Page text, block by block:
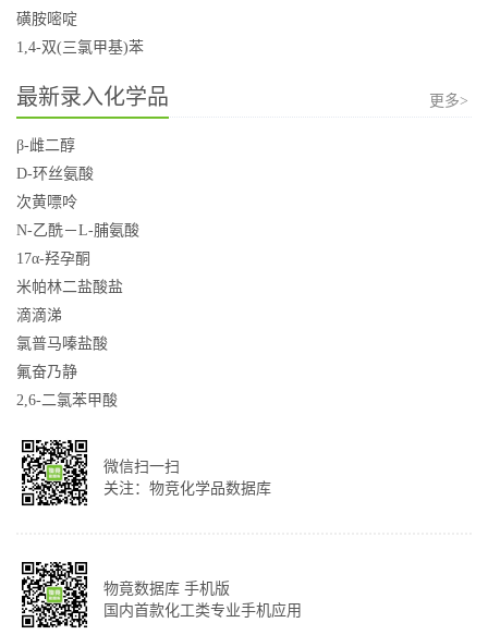
磺胺嘧啶
1,4-双(三氯甲基)苯
最新录入化学品 更多>
β-雌二醇
D-环丝氨酸
次黄嘌呤
N-乙酰－L-脯氨酸
17α-羟孕酮
米帕林二盐酸盐
滴滴涕
氯普马嗪盐酸
氟奋乃静
2,6-二氯苯甲酸
微信扫一扫
关注：物竞化学品数据库
物竟数据库 手机版
国内首款化工类专业手机应用